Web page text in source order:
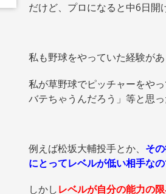
だけど、プロになると中6日開
私も野球をやっていた経験が
私が草野球でピッチャーをや
バテちゃうんだろう」等と思
例えば松坂大輔投手とか、 そ
にとってレベルが低い相手なの
しかしレベルが自分の能力の